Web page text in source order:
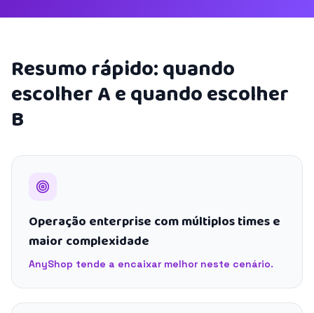
Resumo rápido: quando
escolher A e quando escolher
B
Operação enterprise com múltiplos times e
maior complexidade
AnyShop tende a encaixar melhor neste cenário.